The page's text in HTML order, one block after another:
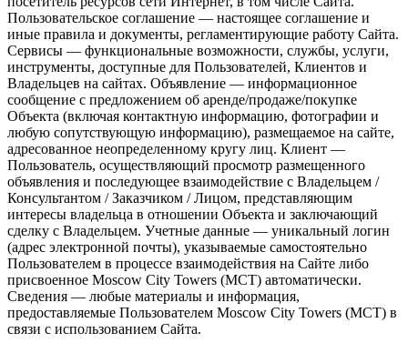
Пользовательское соглашение — настоящее соглашение и
иные правила и документы, регламентирующие работу Сайта.
Сервисы — функциональные возможности, службы, услуги,
инструменты, доступные для Пользователей, Клиентов и
Владельцев на сайтах. Объявление — информационное
сообщение с предложением об аренде/продаже/покупке
Объекта (включая контактную информацию, фотографии и
любую сопутствующую информацию), размещаемое на сайте,
адресованное неопределенному кругу лиц. Клиент —
Пользователь, осуществляющий просмотр размещенного
объявления и последующее взаимодействие с Владельцем /
Консультантом / Заказчиком / Лицом, представляющим
интересы владельца в отношении Объекта и заключающий
сделку с Владельцем. Учетные данные — уникальный логин
(адрес электронной почты), указываемые самостоятельно
Пользователем в процессе взаимодействия на Сайте либо
присвоенное Moscow City Towers (МСТ) автоматически.
Сведения — любые материалы и информация,
предоставляемые Пользователем Moscow City Towers (МСТ) в
связи с использованием Сайта.